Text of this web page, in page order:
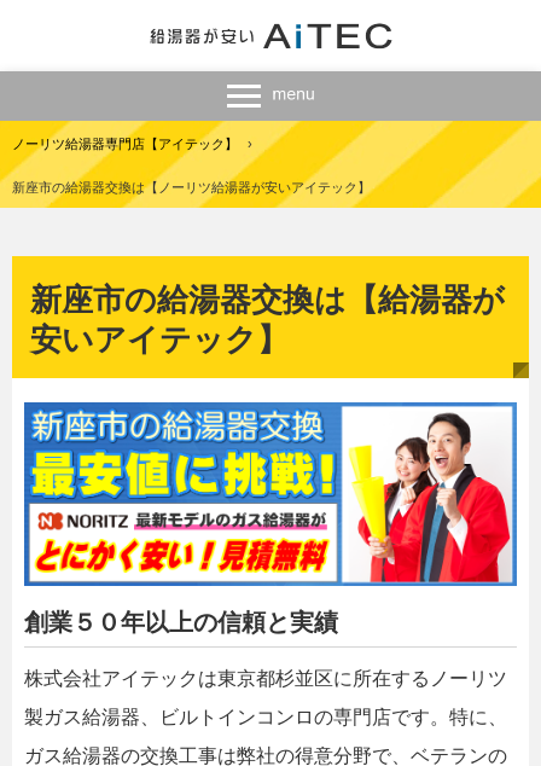
ノーリツ給湯器専門店【アイテック】 ›
新座市の給湯器交換は【ノーリツ給湯器が安いアイテック】
新座市の給湯器交換は【給湯器が
安いアイテック】
創業５０年以上の信頼と実績
株式会社アイテックは東京都杉並区に所在するノーリツ
製ガス給湯器、ビルトインコンロの専門店です。特に、
ガス給湯器の交換工事は弊社の得意分野で、ベテランの